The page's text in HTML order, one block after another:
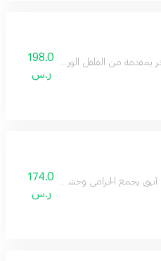
بمقدمة من الفلفل الوردي والورد
198.0
ر.س
أنيق يجمع الخزامى وخشب الصندل
174.0
ر.س